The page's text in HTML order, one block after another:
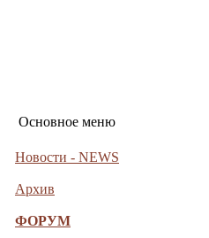
Основное меню
Новости - NEWS
Архив
ФОРУМ